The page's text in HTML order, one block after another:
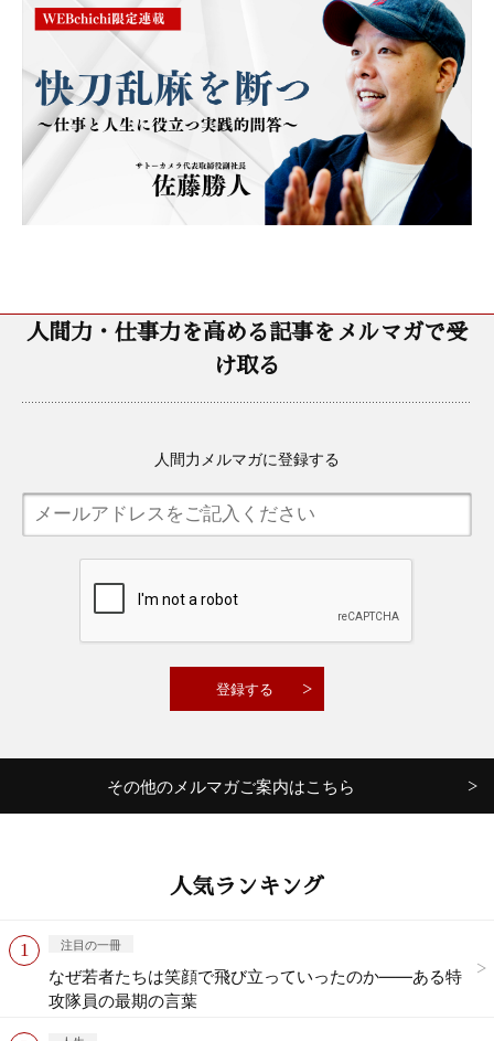
人間力・仕事力を高める記事をメルマガで受
け取る
人間力メルマガに登録する
その他のメルマガご案内はこちら
人気ランキング
注目の一冊
なぜ若者たちは笑顔で飛び立っていったのか——ある特
攻隊員の最期の言葉